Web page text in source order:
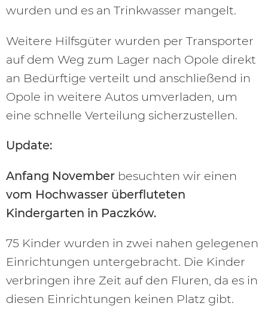
wurden und es an Trinkwasser mangelt.
Weitere Hilfsgüter wurden per Transporter
auf dem Weg zum Lager nach Opole direkt
an Bedürftige verteilt und anschließend in
Opole in weitere Autos umverladen, um
eine schnelle Verteilung sicherzustellen.
Update:
Anfang November besuchten wir einen
vom Hochwasser überfluteten
Kindergarten in Paczków.
75 Kinder wurden in zwei nahen gelegenen
Einrichtungen untergebracht. Die Kinder
verbringen ihre Zeit auf den Fluren, da es in
diesen Einrichtungen keinen Platz gibt.